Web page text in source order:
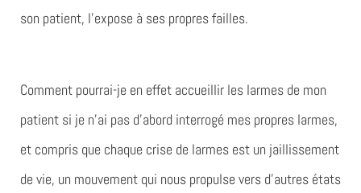
son patient, l’expose à ses propres failles.
Comment pourrai-je en effet accueillir les larmes de mon
patient si je n’ai pas d’abord interrogé mes propres larmes,
et compris que chaque crise de larmes est un jaillissement
de vie, un mouvement qui nous propulse vers d’autres états